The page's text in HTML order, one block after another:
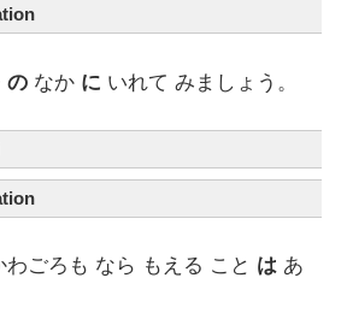
の なか に いれて みましょう。
わごろも なら もえる こと は あ